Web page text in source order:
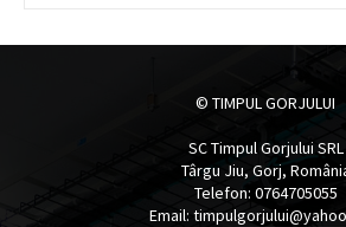
© TIMPUL GORJULUI
SC Timpul Gorjului SRL
Târgu Jiu, Gorj,
Telefon: 0764705055
Email: